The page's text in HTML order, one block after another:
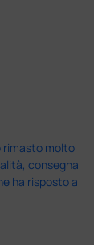
rimasto molto
consegna
ha risposto a